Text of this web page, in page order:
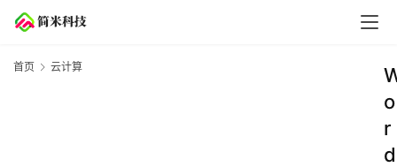
首页 云计算
o
r
d